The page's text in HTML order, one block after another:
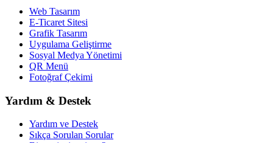
Web Tasarım
E-Ticaret Sitesi
Grafik Tasarım
Uygulama Geliştirme
Sosyal Medya Yönetimi
QR Menü
Fotoğraf Çekimi
Yardım & Destek
Yardım ve Destek
Sıkça Sorulan Sorular